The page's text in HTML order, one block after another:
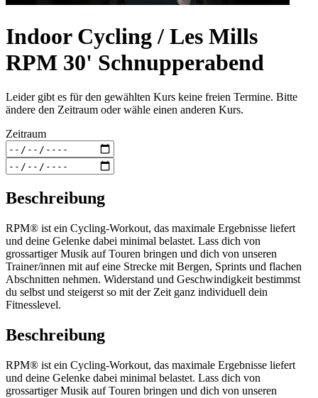
Indoor Cycling / Les Mills
RPM 30' Schnupperabend
Leider gibt es für den gewählten Kurs keine freien Termine. Bitte
ändere den Zeitraum oder wähle einen anderen Kurs.
Zeitraum
Beschreibung
RPM® ist ein Cycling-Workout, das maximale Ergebnisse liefert
und deine Gelenke dabei minimal belastet. Lass dich von
grossartiger Musik auf Touren bringen und dich von unseren
Trainer/innen mit auf eine Strecke mit Bergen, Sprints und flachen
Abschnitten nehmen. Widerstand und Geschwindigkeit bestimmst
du selbst und steigerst so mit der Zeit ganz individuell dein
Fitnesslevel.
Beschreibung
RPM® ist ein Cycling-Workout, das maximale Ergebnisse liefert
und deine Gelenke dabei minimal belastet. Lass dich von
grossartiger Musik auf Touren bringen und dich von unseren